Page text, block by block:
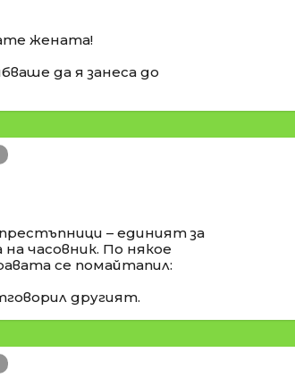
жената!
да я занеса до
– единият за
часовник. По някое
се помайтапил:
другият.